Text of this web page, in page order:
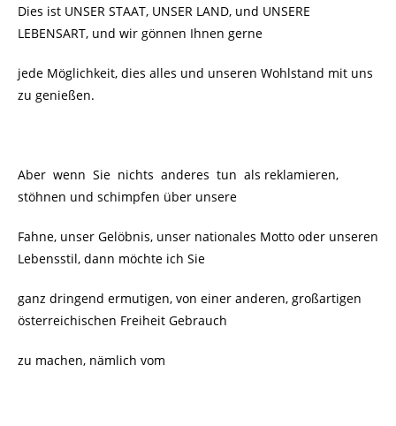
Dies ist UNSER STAAT, UNSER LAND, und UNSERE
LEBENSART, und wir gönnen Ihnen gerne
jede Möglichkeit, dies alles und unseren Wohlstand mit uns
zu genießen.
Aber wenn Sie nichts anderes tun als reklamieren,
stöhnen und schimpfen über unsere
Fahne, unser Gelöbnis, unser nationales Motto oder unseren
Lebensstil, dann möchte ich Sie
ganz dringend ermutigen, von einer anderen, großartigen
österreichischen Freiheit Gebrauch
zu machen, nämlich vom